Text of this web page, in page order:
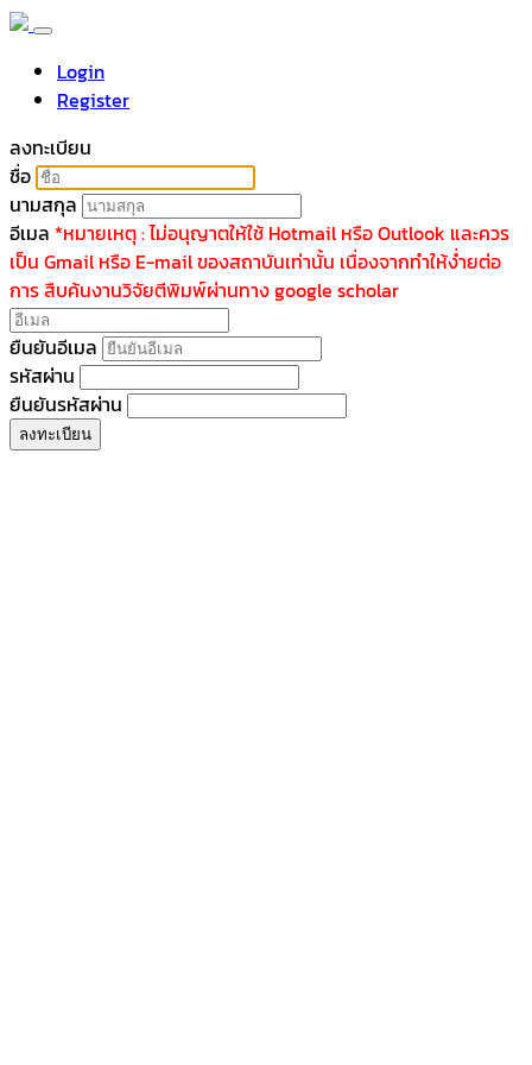
Login
Register
ลงทะเบียน
ชื่อ
นามสกุล
อีเมล *หมายเหตุ : ไม่อนุญาตให้ใช้ Hotmail หรือ Outlook และควร
เป็น Gmail หรือ E-mail ของสถาบันเท่านั้น เนื่องจากทำให้ง่ำยต่อ
การ สืบค้นงานวิจัยตีพิมพ์ผ่านทาง google scholar
ยืนยันอีเมล
รหัสผ่าน
ยืนยันรหัสผ่าน
ลงทะเบียน